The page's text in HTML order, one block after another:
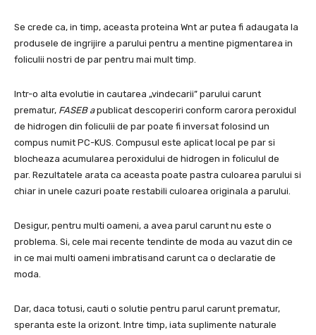
Se crede ca, in timp, aceasta proteina Wnt ar putea fi adaugata la
produsele de ingrijire a parului pentru a mentine pigmentarea in
foliculii nostri de par pentru mai mult timp.
Intr-o alta evolutie in cautarea „vindecarii” parului carunt
prematur, FASEB apublicat descoperiri conform carora peroxidul
de hidrogen din foliculii de par poate fi inversat folosind un
compus numit PC-KUS. Compusul este aplicat local pe par si
blocheaza acumularea peroxidului de hidrogen in foliculul de
par. Rezultatele arata ca aceasta poate pastra culoarea parului si
chiar in unele cazuri poate restabili culoarea originala a parului.
Desigur, pentru multi oameni, a avea parul carunt nu este o
problema. Si, cele mai recente tendinte de moda au vazut din ce
in ce mai multi oameni imbratisand carunt ca o declaratie de
moda.
Dar, daca totusi, cauti o solutie pentru parul carunt prematur,
speranta este la orizont. Intre timp, iata suplimente naturale